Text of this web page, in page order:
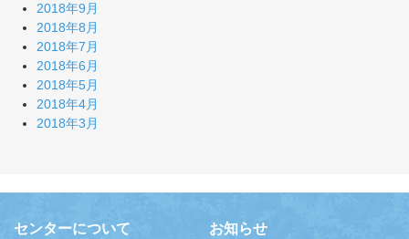
2018年9月
2018年8月
2018年7月
2018年6月
2018年5月
2018年4月
2018年3月
センターについて お知らせ